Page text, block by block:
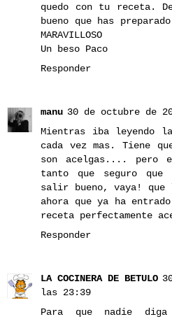
quedo con tu receta.
bueno que has
MARAVILLOSO
Un beso Paco
Responder
manu 30 de octubre de
Mientras iba leyendo
cada vez mas. Tiene
son acelgas.... pero
tanto que seguro
salir bueno, vaya! que
ahora que ya ha
receta perfectamente
Responder
LA COCINERA DE BETULO
las 23:39
Para que nadie